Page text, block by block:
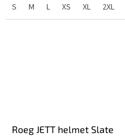
otevřený design bez
kompromisů ve...
S M L XS XL 2XL
Roeg JETT helmet Slate